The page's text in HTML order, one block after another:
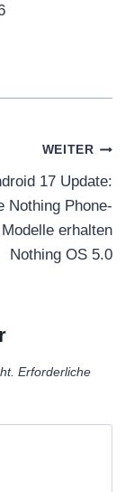
WEITER
17 Update:
Nothing Phone-
Modelle erhalten
Nothing OS 5.0
Erforderliche